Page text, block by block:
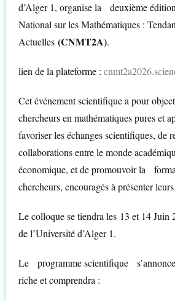
d’Alger 1, organise la deuxième
National sur les Mathématiques :
Actuelles (CNMT2A).
lien de la plateforme :
Cet événement scientifique a pour
chercheurs en mathématiques pures et
favoriser les échanges scientifiques, de
collaborations entre le monde
économique, et de promouvoir la
chercheurs, encouragés à présenter
Le colloque se tiendra les 13 et 14 Juin
de l’Université d’Alger 1.
Le programme scientifique
riche et comprendra :